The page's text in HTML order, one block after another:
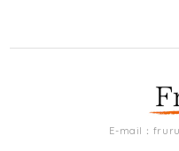
E-mail：